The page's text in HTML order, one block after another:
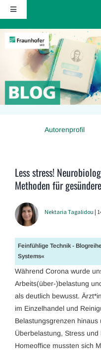
Zum
Inhalt
springen
Toggle
Navigation
Startseite
Über diesen Blog
Kontakt
Kommentarrichtlinie
Autorenprofil
Less stress!
Methoden für
Nektaria Tagalidou |
Feinfühlige Technik -
Systems«
Während Corona wurde
Arbeits(über-)belastung
als deutlich bewusst.
im Einzelhandel und
Belastungsgrenzen
Überbelastung, Stress
Homeoffice mussten sich